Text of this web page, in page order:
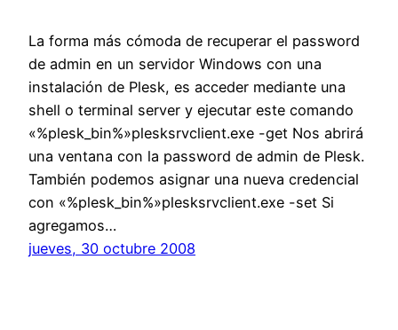
La forma más cómoda de recuperar el password
de admin en un servidor Windows con una
instalación de Plesk, es acceder mediante una
shell o terminal server y ejecutar este comando
«%plesk_bin%»plesksrvclient.exe -get Nos abrirá
una ventana con la password de admin de Plesk.
También podemos asignar una nueva credencial
con «%plesk_bin%»plesksrvclient.exe -set Si
agregamos…
jueves, 30 octubre 2008